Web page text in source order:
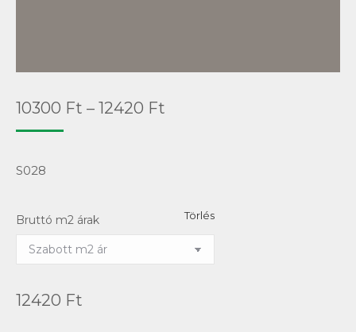
10300 Ft – 12420 Ft
S028
Bruttó m2 árak Törlés
12420 Ft